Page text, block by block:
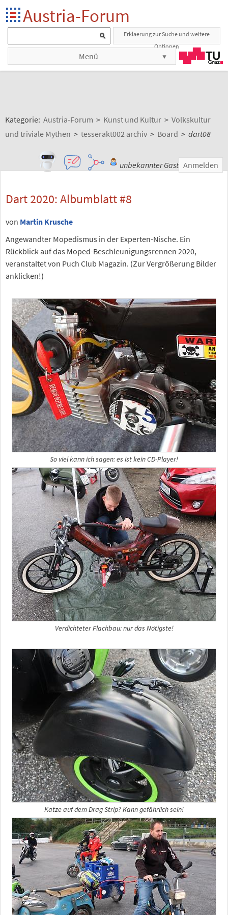
Austria-Forum
Erklaerung zur Suche und weitere
Optionen
Menü
Kategorie: Austria-Forum > Kunst und Kultur > Volkskultur
und triviale Mythen > tesserakt002 archiv > Board > dart08
unbekannter Gast Anmelden
Dart 2020: Albumblatt #8
von Martin Krusche
Angewandter Mopedismus in der Experten-Nische. Ein
Rückblick auf das Moped-Beschleunigungsrennen 2020,
veranstaltet von Puch Club Magazin. (Zur Vergrößerung Bilder
anklicken!)
So viel kann ich sagen: es ist kein CD-Player!
Verdichteter Flachbau: nur das Nötigste!
Katze auf dem Drag Strip? Kann gefährlich sein!